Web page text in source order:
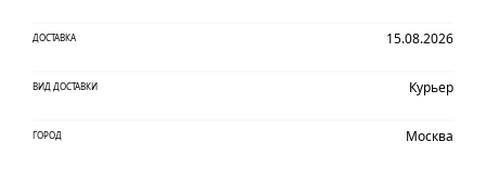
ДОСТАВКА 15.08.2026
ВИД ДОСТАВКИ Курьер
ГОРОД Москва